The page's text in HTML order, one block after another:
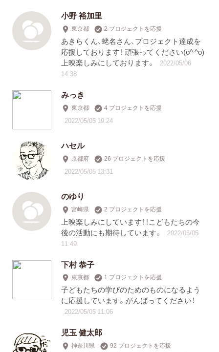
小野 裕加里
東京都 2 プロジェクトを応援
あきらくん、蛯名さん、プロジェクト達成を
応援しております！ 頑張ってください(o^ ^o)
上映楽しみにしております。
2022/05/06
14:38
みっき
東京都 4 プロジェクトを応援
2022/05/05 19:24
ハセル
京都府 26 プロジェクトを応援
2022/05/05 13:31
のゆり
宮崎県 2 プロジェクトを応援
上映楽しみにしています！！こどもたちの今
後の活動にも期待しています。
2022/05/05
11:49
下村 恭子
東京都 1 プロジェクトを応援
子どもたちの学びのためのものになるよう
に応援しています。がんばってください！
2022/05/05 11:06
児玉 健太郎
神奈川県 92 プロジェクトを応援